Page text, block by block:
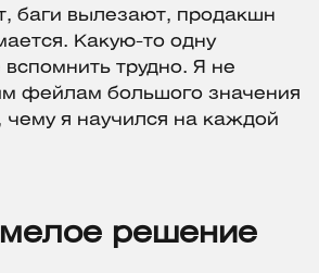
баги вылезают, продакшн
Какую-то одну
трудно. Я не
фейлам большого значения
я научился на каждой
решение